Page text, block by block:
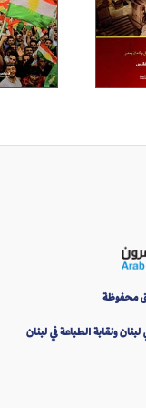
ونقابة الطباعة في لبنان